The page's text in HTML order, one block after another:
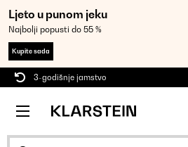
Ljeto u punom jeku
Najbolji popusti do 55 %
Kupite sada
3-godišnje jamstvo